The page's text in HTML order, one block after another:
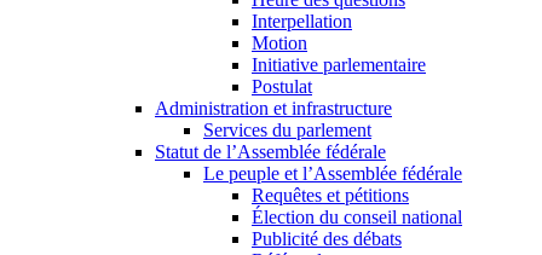
Interpellation
Motion
Initiative parlementaire
Postulat
Administration et infrastructure
Services du parlement
Statut de l’Assemblée fédérale
Le peuple et l’Assemblée fédérale
Requêtes et pétitions
Élection du conseil national
Publicité des débats